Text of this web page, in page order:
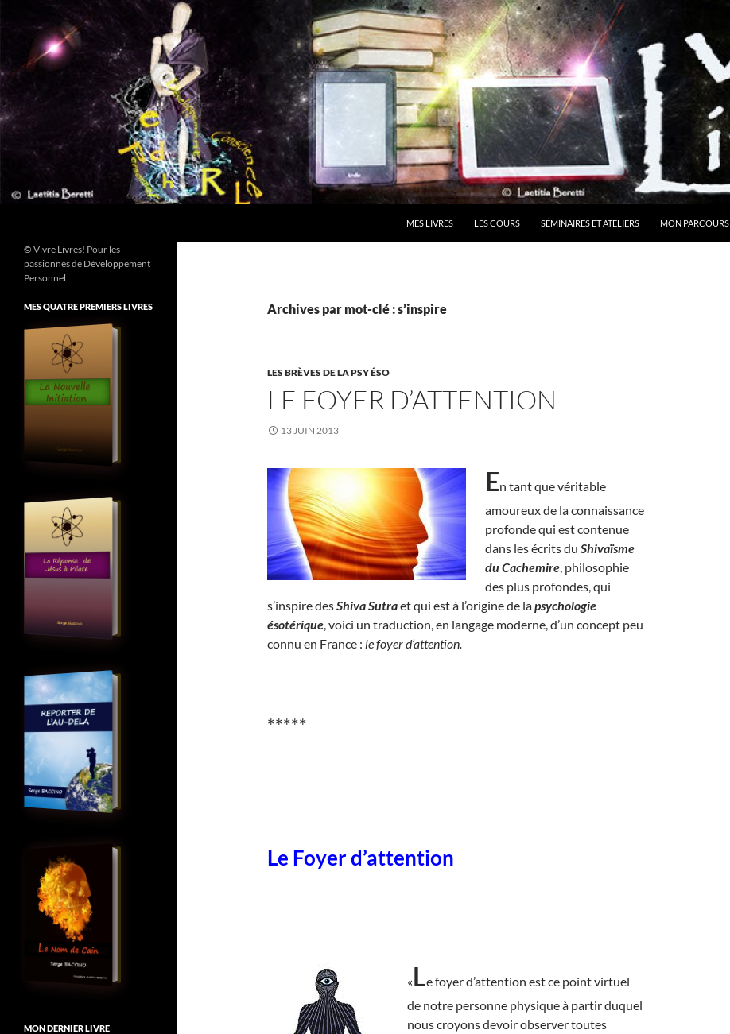
contenu
MES LIVRES LES COURS SÉMINAIRES ET ATELIERS MON PARCOURS
Archives par mot-clé : s’inspire
LES BRÈVES DE LA PSY ÉSO
LE FOYER D’ATTENTION
13 JUIN 2013
En tant que véritable
amoureux de la connaissance
profonde qui est contenue
dans les écrits du Shivaïsme
du Cachemire, philosophie
des plus profondes, qui
s’inspire desShiva Sutraet qui est à l’origine de lapsychologie
ésotérique, voici un traduction, en langage moderne, d’un concept peu
connu en France : le foyer d’attention.
*****
Le Foyer d’attention
«Le foyer d’attention est ce point virtuel
de notre personne physique à partir duquel
nous croyons devoir observer toutes
© Vivre Livres! Pour les
passionnés de Développement
Personnel
MES QUATRE PREMIERS LIVRES
MON DERNIER LIVRE